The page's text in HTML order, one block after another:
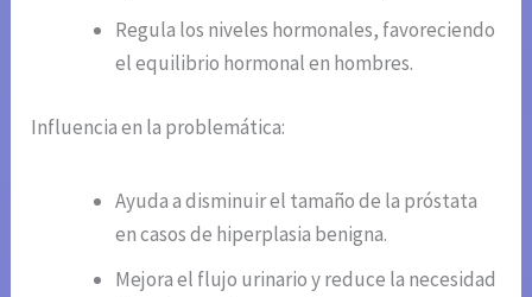
Regula los niveles hormonales, favoreciendo
el equilibrio hormonal en hombres.
Influencia en la problemática:
Ayuda a disminuir el tamaño de la próstata
en casos de hiperplasia benigna.
Mejora el flujo urinario y reduce la necesidad